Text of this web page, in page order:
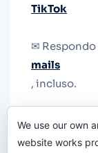
TikTok
✉ Respondo
mails
, incluso.
le quiten el
We use our own
website works